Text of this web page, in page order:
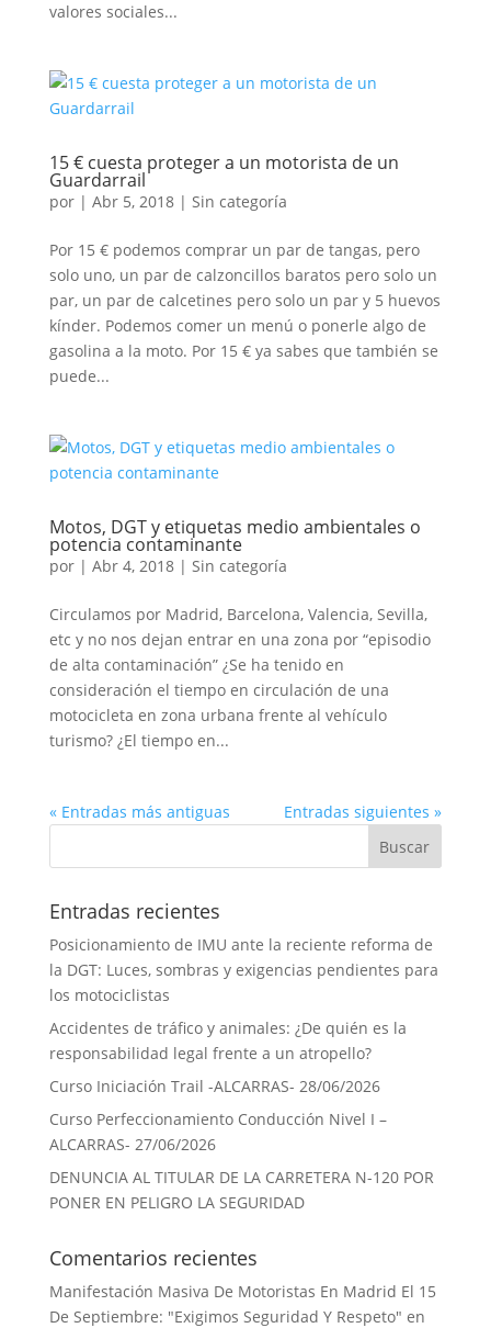
valores sociales...
15 € cuesta proteger a un motorista de un
Guardarrail
por | Abr 5, 2018| Sin categoría
Por 15 € podemos comprar un par de tangas, pero
solo uno, un par de calzoncillos baratos pero solo un
par, un par de calcetines pero solo un par y 5 huevos
kínder. Podemos comer un menú o ponerle algo de
gasolina a la moto. Por 15 € ya sabes que también se
puede...
Motos, DGT y etiquetas medio ambientales o
potencia contaminante
por | Abr 4, 2018| Sin categoría
Circulamos por Madrid, Barcelona, Valencia, Sevilla,
etc y no nos dejan entrar en una zona por “episodio
de alta contaminación” ¿Se ha tenido en
consideración el tiempo en circulación de una
motocicleta en zona urbana frente al vehículo
turismo? ¿El tiempo en...
« Entradas más antiguas Entradas siguientes »
Entradas recientes
Posicionamiento de IMU ante la reciente reforma de
la DGT: Luces, sombras y exigencias pendientes para
los motociclistas
Accidentes de tráfico y animales: ¿De quién es la
responsabilidad legal frente a un atropello?
Curso Iniciación Trail -ALCARRAS- 28/06/2026
Curso Perfeccionamiento Conducción Nivel I –
ALCARRAS- 27/06/2026
DENUNCIA AL TITULAR DE LA CARRETERA N-120 POR
PONER EN PELIGRO LA SEGURIDAD
Comentarios recientes
Manifestación Masiva De Motoristas En Madrid El 15
De Septiembre: "Exigimos Seguridad Y Respeto" en